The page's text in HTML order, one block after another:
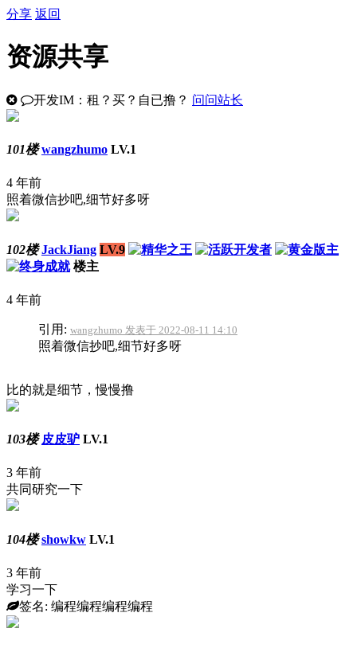
分享 返回
资源共享
开发IM：租？买？自已撸？ 问问站长
101楼 wangzhumo LV.1
4 年前
照着微信抄吧,细节好多呀
102楼 JackJiang LV.9
楼主
4 年前
引用: wangzhumo 发表于 2022-08-11 14:10
照着微信抄吧,细节好多呀
比的就是细节，慢慢撸
103楼 皮皮驴 LV.1
3 年前
共同研究一下
104楼 showkw LV.1
3 年前
学习一下
签名: 编程编程编程编程